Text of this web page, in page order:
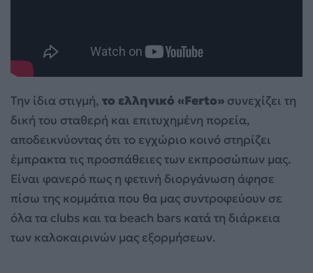
Την ίδια στιγμή, το ελληνικό «Ferto» συνεχίζει τη
δική του σταθερή και επιτυχημένη πορεία,
αποδεικνύοντας ότι το εγχώριο κοινό στηρίζει
έμπρακτα τις προσπάθειες των εκπροσώπων μας.
Είναι φανερό πως η φετινή διοργάνωση άφησε
πίσω της κομμάτια που θα μας συντροφεύουν σε
όλα τα clubs και τα beach bars κατά τη διάρκεια
των καλοκαιρινών μας εξορμήσεων.